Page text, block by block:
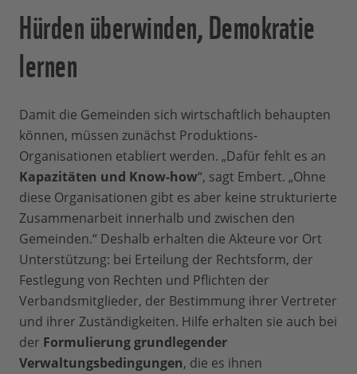
Hürden überwinden, Demokratie
lernen
Damit die Gemeinden sich wirtschaftlich behaupten
können, müssen zunächst Produktions-
Organisationen etabliert werden. „Dafür fehlt es an
Kapazitäten und Know-how“, sagt Embert. „Ohne
diese Organisationen gibt es aber keine strukturierte
Zusammenarbeit innerhalb und zwischen den
Gemeinden.“ Deshalb erhalten die Akteure vor Ort
Unterstützung: bei Erteilung der Rechtsform, der
Festlegung von Rechten und Pflichten der
Verbandsmitglieder, der Bestimmung ihrer Vertreter
und ihrer Zuständigkeiten. Hilfe erhalten sie auch bei
der Formulierung grundlegender
Verwaltungsbedingungen, die es ihnen